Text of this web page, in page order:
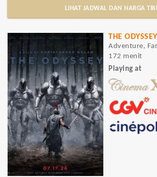
LIHAT JADWAL DAN HARGA
THE ODYSSEY
Adventure,
172 menit
Playing at